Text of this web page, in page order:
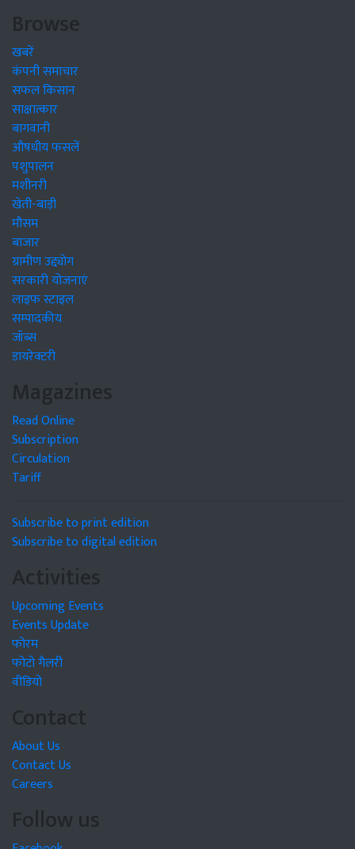
Browse
खबरें
कंपनी समाचार
सफल किसान
साक्षात्कार
बागवानी
औषधीय फसलें
पशुपालन
मशीनरी
खेती-बाड़ी
मौसम
बाजार
ग्रामीण उद्द्योग
सरकारी योजनाएं
लाइफ स्टाइल
सम्पादकीय
जॉब्स
डायरेक्टरी
Magazines
Read Online
Subscription
Circulation
Tariff
Subscribe to print edition
Subscribe to digital edition
Activities
Upcoming Events
Events Update
फोरम
फोटो गैलरी
वीडियो
Contact
About Us
Contact Us
Careers
Follow us